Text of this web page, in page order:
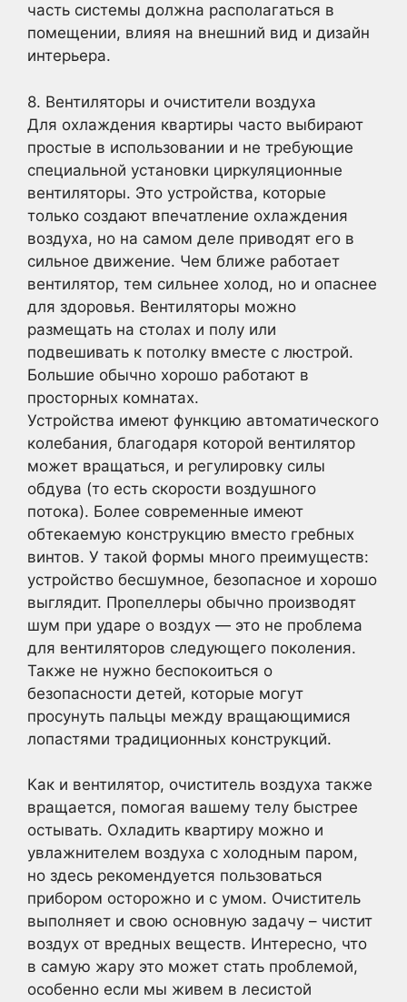
часть системы должна располагаться в
помещении, влияя на внешний вид и дизайн
интерьера.
8. Вентиляторы и очистители воздуха
Для охлаждения квартиры часто выбирают
простые в использовании и не требующие
специальной установки циркуляционные
вентиляторы. Это устройства, которые
только создают впечатление охлаждения
воздуха, но на самом деле приводят его в
сильное движение. Чем ближе работает
вентилятор, тем сильнее холод, но и опаснее
для здоровья. Вентиляторы можно
размещать на столах и полу или
подвешивать к потолку вместе с люстрой.
Большие обычно хорошо работают в
просторных комнатах.
Устройства имеют функцию автоматического
колебания, благодаря которой вентилятор
может вращаться, и регулировку силы
обдува (то есть скорости воздушного
потока). Более современные имеют
обтекаемую конструкцию вместо гребных
винтов. У такой формы много преимуществ:
устройство бесшумное, безопасное и хорошо
выглядит. Пропеллеры обычно производят
шум при ударе о воздух — это не проблема
для вентиляторов следующего поколения.
Также не нужно беспокоиться о
безопасности детей, которые могут
просунуть пальцы между вращающимися
лопастями традиционных конструкций.
Как и вентилятор, очиститель воздуха также
вращается, помогая вашему телу быстрее
остывать. Охладить квартиру можно и
увлажнителем воздуха с холодным паром,
но здесь рекомендуется пользоваться
прибором осторожно и с умом. Очиститель
выполняет и свою основную задачу – чистит
воздух от вредных веществ. Интересно, что
в самую жару это может стать проблемой,
особенно если мы живем в лесистой